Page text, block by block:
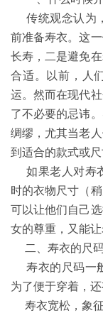
传统观念认为
前准备寿衣。这
长寿，二是避免
合适。以前，人
运。然而在现代
了不必要的忌讳
绸缪，尤其当老
到适合的款式或尺
如果老人对寿
时的衣物尺寸（
可以让他们自己
女的尊重，又能让
二、寿衣的尺
寿衣的尺码一
为了便于穿着，
寿衣宽松，象征